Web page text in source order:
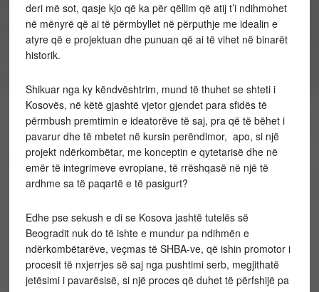
deri më sot, qasje kjo që ka për qëllim që atij t’i ndihmohet
në mënyrë që ai të përmbyllet në përputhje me idealin e
atyre që e projektuan dhe punuan që ai të vihet në binarët
historik.
Shikuar nga ky këndvështrim, mund të thuhet se shteti i
Kosovës, në këtë gjashtë vjetor gjendet para sfidës të
përmbush premtimin e ideatorëve të saj, pra që të bëhet i
pavarur dhe të mbetet në kursin perëndimor, apo, si një
projekt ndërkombëtar, me konceptin e qytetarisë dhe në
emër të integrimeve evropiane, të rrëshqasë në një të
ardhme sa të paqartë e të pasigurt?
Edhe pse sekush e di se Kosova jashtë tutelës së
Beogradit nuk do të ishte e mundur pa ndihmën e
ndërkombëtarëve, veçmas të SHBA-ve, që ishin promotor i
procesit të nxjerrjes së saj nga pushtimi serb, megjithatë
jetësimi i pavarësisë, si një proces që duhet të përfshijë pa